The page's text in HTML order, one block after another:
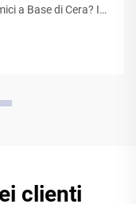
a Base di Cera? I
speciale
clienti